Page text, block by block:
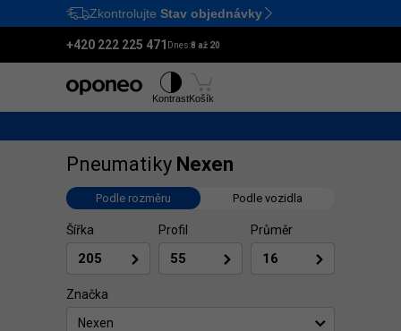
Ctrl M
Zkontrolujte Stav objednávky
+420 222 225 471 Dnes:8 až 20
KontrastKošík
Pneumatiky Nexen
Podle rozměru Podle vozidla
Šířka Profil Průměr
Značka
Nexen